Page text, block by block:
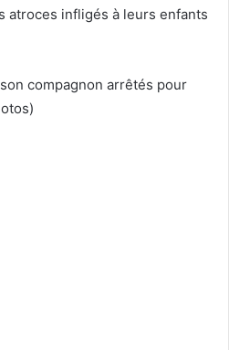
atroces infligés à leurs enfants